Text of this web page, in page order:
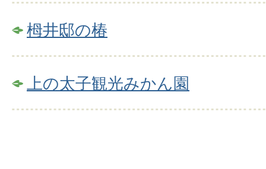
栂井邸の椿
上の太子観光みかん園